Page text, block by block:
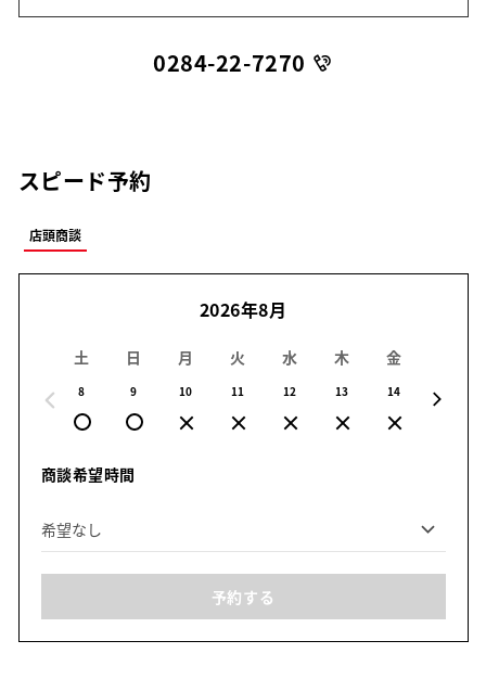
0284-22-7270
スピード予約
店頭商談
2026年8月
土
8
日
9
月
10
火
11
水
12
木
13
金
14
商談希望時間
予約する